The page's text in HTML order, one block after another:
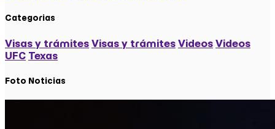
Categorias
Visas y trámites Visas y trámites Videos Videos
UFC Texas
Foto Noticias